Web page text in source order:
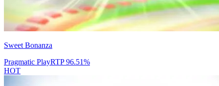
Sweet Bonanza
Pragmatic PlayRTP96.51%
HOT